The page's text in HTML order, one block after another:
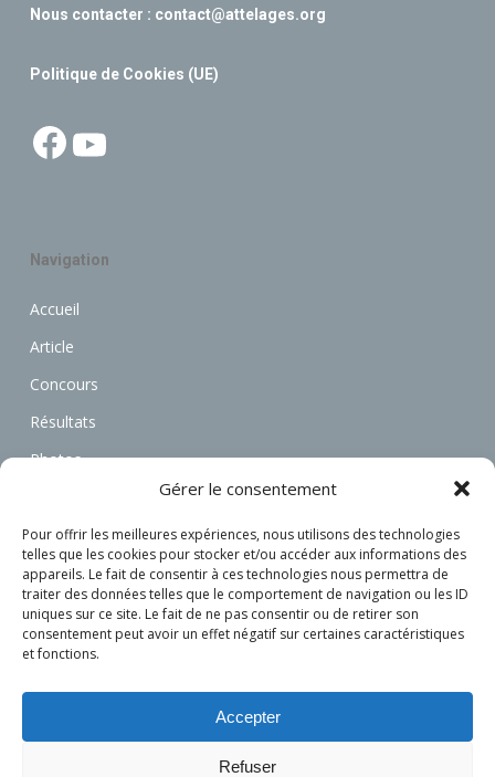
Gérer le consentement
Pour offrir les meilleures expériences, nous utilisons des technologies
telles que les cookies pour stocker et/ou accéder aux informations des
appareils. Le fait de consentir à ces technologies nous permettra de
traiter des données telles que le comportement de navigation ou les ID
uniques sur ce site. Le fait de ne pas consentir ou de retirer son
consentement peut avoir un effet négatif sur certaines caractéristiques
et fonctions.
Accepter
Refuser
Nous contacter : contact@attelages.org
Politique de Cookies (UE)
Facebook
Navigation
Accueil
Article
Concours
Résultats
Photos
Annonces
Associations
Actualités
Connexion